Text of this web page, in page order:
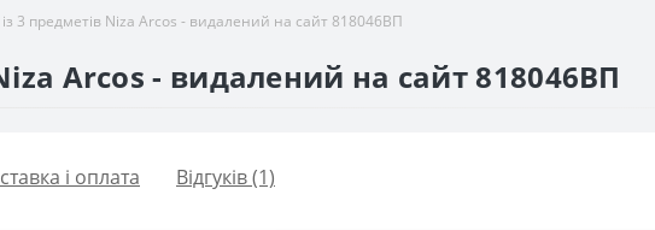
із 3 предметів Niza Arcos - видалений на сайт 818046ВП
Arcos - видалений на сайт 818046ВП
і оплата Відгуків (1)